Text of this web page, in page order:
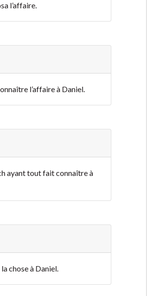
l’affaire.
l’affaire à Daniel.
ayant tout fait connaître à
chose à Daniel.